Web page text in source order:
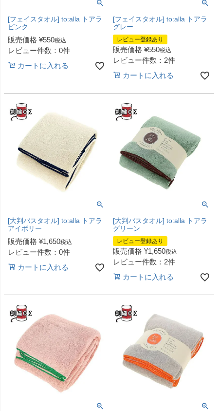
[フェイスタオル] to:alla トアラ
ピンク
販売価格 ¥550税込
レビュー件数：0件
カートに入れる
[フェイスタオル] to:alla トアラ
グレー
レビュー登録あり
販売価格 ¥550税込
レビュー件数：2件
カートに入れる
[大判バスタオル] to:alla トアラ
アイボリー
販売価格 ¥1,650税込
レビュー件数：0件
カートに入れる
[大判バスタオル] to:alla トアラ
グリーン
レビュー登録あり
販売価格 ¥1,650税込
レビュー件数：2件
カートに入れる